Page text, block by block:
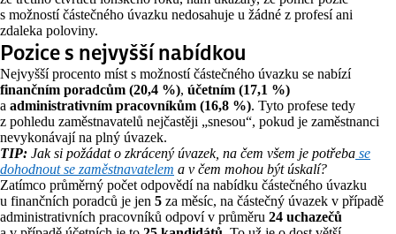
s možností částečného úvazku nedosahuje u žádné z profesí ani
zdaleka poloviny.
Pozice s nejvyšší nabídkou
Nejvyšší procento míst s možností částečného úvazku se nabízí
finančním poradcům (20,4 %), účetním (17,1 %)
a administrativním pracovníkům (16,8 %). Tyto profese tedy
z pohledu zaměstnavatelů nejčastěji „snesou“, pokud je zaměstnanci
nevykonávají na plný úvazek.
TIP: Jak si požádat o zkrácený úvazek, na čem všem je potřeba se
dohodnout se zaměstnavatelem a v čem mohou být úskalí?
Zatímco průměrný počet odpovědí na nabídku částečného úvazku
u finančních poradců je jen 5 za měsíc, na částečný úvazek v případě
administrativních pracovníků odpoví v průměru 24 uchazečů